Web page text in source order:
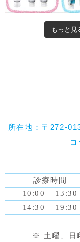
もっと見
所在地：〒272-
診療時間
10:00 – 13:30
14:30 – 19:30
※ 土曜、日